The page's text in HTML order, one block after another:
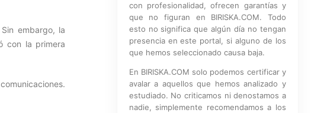
embargo, la
con la primera
con profesionalidad, ofrecen garantías y
que no figuran en BIRISKA.COM. Todo
esto no significa que algún día no tengan
presencia en este portal, si alguno de los
que hemos seleccionado causa baja.
En BIRISKA.COM solo podemos certificar y
avalar a aquellos que hemos analizado y
estudiado. No criticamos ni denostamos a
nadie, simplemente recomendamos a los